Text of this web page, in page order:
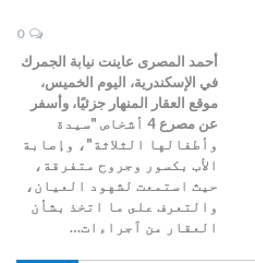
0
أحمد المصرى عاينت نيابة الجمرك
في الإسكندرية، اليوم الخميس،
موقع العقار المنهار جزئيًا، وأسفر
عن مصرع 4 أشخاص "سيدة
وأطفالها الثلاثة"، وإصابة
الأب بكسور وجروح متفرقة،
حيث استمعت لشهود العيان،
والتعرف على ما اتخذ بشأن
العقار من ٱجراءات…